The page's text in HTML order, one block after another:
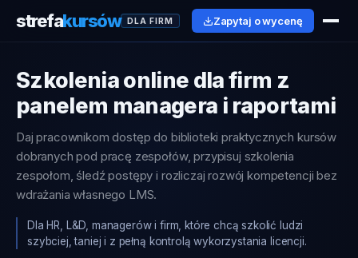
strefakursów DLA FIRM Zapytaj o wycenę
Szkolenia online dla firm z
panelem managera i raportami
Daj pracownikom dostęp do biblioteki praktycznych kursów
dobranych pod pracę zespołów, przypisuj szkolenia
zespołom, śledź postępy i rozliczaj rozwój kompetencji bez
wdrażania własnego LMS.
Dla HR, L&D, managerów i firm, które chcą szkolić ludzi
szybciej, taniej i z pełną kontrolą wykorzystania licencji.